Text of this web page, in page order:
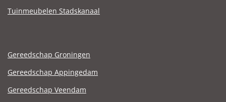
Tuinmeubelen Stadskanaal
Gereedschap Groningen
Gereedschap Appingedam
Gereedschap Veendam